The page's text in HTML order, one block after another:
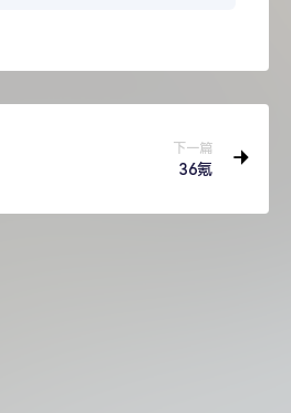
下一篇
36氪